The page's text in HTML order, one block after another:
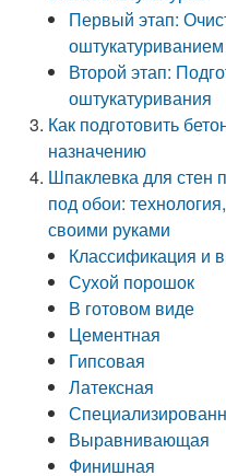
Первый этап:
оштукатуриванием
Второй этап:
оштукатуривания
Как подготовить
назначению
Шпаклевка для стен
под обои:
своими руками
Классификация и
Сухой порошок
В готовом виде
Цементная
Гипсовая
Латексная
Выравнивающая
Финишная